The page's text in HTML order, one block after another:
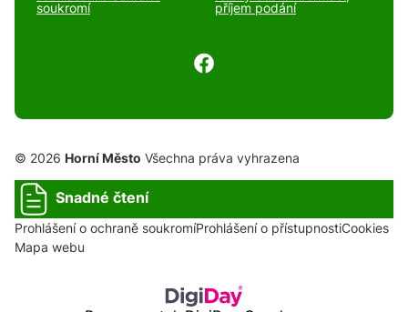
soukromí
příjem podání
© 2026 Horní Město Všechna práva vyhrazena
Snadné čtení
Prohlášení o ochraně soukromíProhlášení o přístupnostiCookies
Mapa webu